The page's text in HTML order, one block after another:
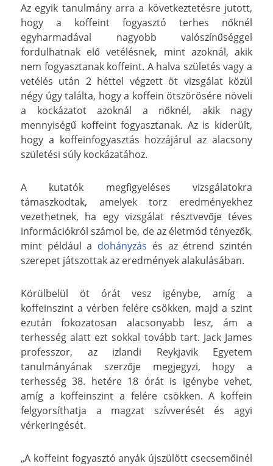
Az egyik tanulmány arra a következtetésre jutott,
hogy a koffeint fogyasztó terhes nőknél
egyharmadával nagyobb valószínűséggel
fordulhatnak elő vetélésnek, mint azoknál, akik
nem fogyasztanak koffeint. A halva születés vagy a
vetélés után 2 héttel végzett öt vizsgálat közül
négy úgy találta, hogy a koffein ötszörösére növeli
a kockázatot azoknál a nőknél, akik nagy
mennyiségű koffeint fogyasztanak. Az is kiderült,
hogy a koffeinfogyasztás hozzájárul az alacsony
születési súly kockázatához.
A kutatók megfigyeléses vizsgálatokra
támaszkodtak, amelyek torz eredményekhez
vezethetnek, ha egy vizsgálat résztvevője téves
információkról számol be, de az életmód tényezők,
mint például a dohányzás és az étrend szintén
szerepet játszottak az eredmények alakulásában.
Körülbelül öt órát vesz igénybe, amíg a
koffeinszint a vérben felére csökken, majd a szint
ezután fokozatosan alacsonyabb lesz, ám a
terhesség alatt ezt sokkal tovább tart. Jack James
professzor, az izlandi Reykjavik Egyetem
tanulmányának szerzője megjegyzi, hogy a
terhesség 38. hetére 18 órát is igénybe vehet,
amíg a koffeinszint a felére csökken. A koffein
felgyorsíthatja a magzat szívverését és agyi
vérkeringését.
„A koffeint fogyasztó anyák újszülött csecsemőinél